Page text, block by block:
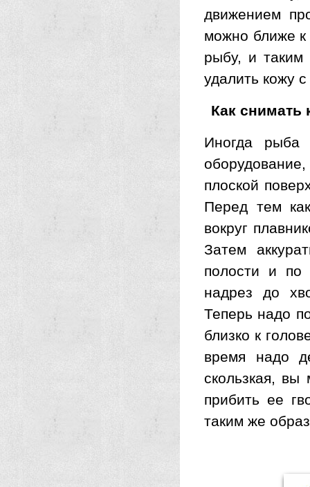
движением
можно ближе к
рыбу, и таким
удалить кожу
Как
Иногда рыба
плоской
Перед тем
вокруг
Затем
полости и по
надрез до
Теперь надо
близко к
время надо
скользкая,
прибить ее
таким же